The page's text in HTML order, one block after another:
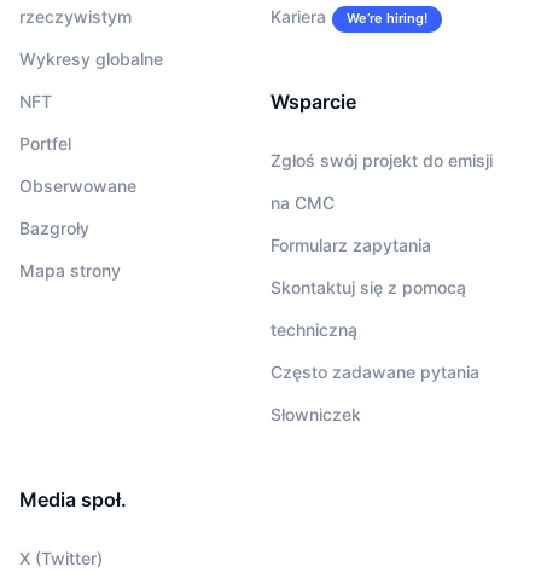
rzeczywistym
Wykresy globalne
NFT
Portfel
Obserwowane
Bazgroły
Mapa strony
Kariera We’re hiring!
Wsparcie
Zgłoś swój projekt do emisji
na CMC
Formularz zapytania
Skontaktuj się z pomocą
techniczną
Często zadawane pytania
Słowniczek
Media społ.
X (Twitter)